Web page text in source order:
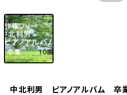
中北利男 ピアノアルバム 卒